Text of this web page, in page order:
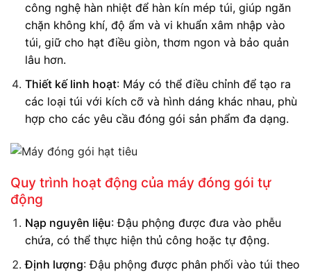
công nghệ hàn nhiệt để hàn kín mép túi, giúp ngăn
chặn không khí, độ ẩm và vi khuẩn xâm nhập vào
túi, giữ cho hạt điều giòn, thơm ngon và bảo quản
lâu hơn.
Thiết kế linh hoạt: Máy có thể điều chỉnh để tạo ra
các loại túi với kích cỡ và hình dáng khác nhau, phù
hợp cho các yêu cầu đóng gói sản phẩm đa dạng.
Quy trình hoạt động của máy đóng gói tự
động
Nạp nguyên liệu: Đậu phộng được đưa vào phễu
chứa, có thể thực hiện thủ công hoặc tự động.
Định lượng: Đậu phộng được phân phối vào túi theo